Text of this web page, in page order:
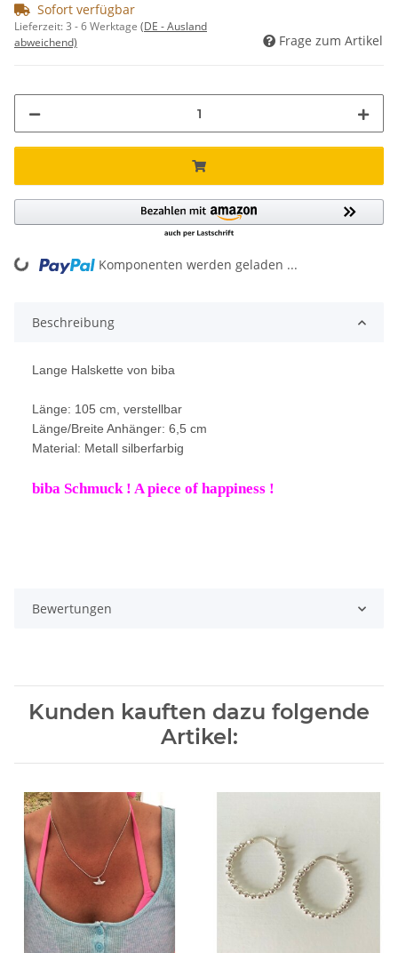
Sofort verfügbar
Lieferzeit:3 - 6 Werktage (DE - Ausland
abweichend)
Frage zum Artikel
Loading... Komponenten werden geladen ...
Beschreibung
Lange Halskette von biba
Länge: 105 cm, verstellbar
Länge/Breite Anhänger: 6,5 cm
Material: Metall silberfarbig
biba Schmuck ! A piece of happiness !
Bewertungen
Kunden kauften dazu folgende
Artikel: